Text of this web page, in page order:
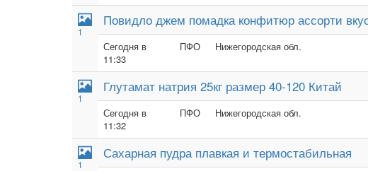
1
Повидло джем помадка конфитюр ассорти
Сегодня в
11:33
ПФО Нижегородская обл.
1
Глутамат натрия 25кг размер 40-120 Китай
Сегодня в
11:32
ПФО Нижегородская обл.
1
Сахарная пудра плавкая и термостабильная